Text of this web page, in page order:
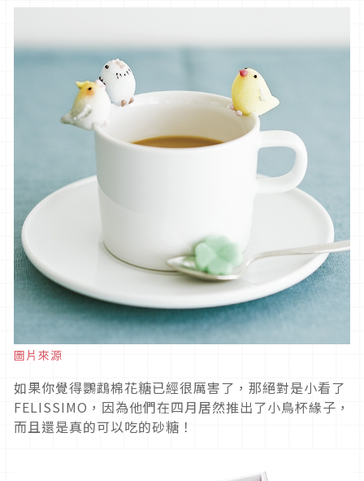
圖片來源
如果你覺得鸚鵡棉花糖已經很厲害了，那絕對是小看了
FELISSIMO，因為他們在四月居然推出了小鳥杯緣子，
而且還是真的可以吃的砂糖！